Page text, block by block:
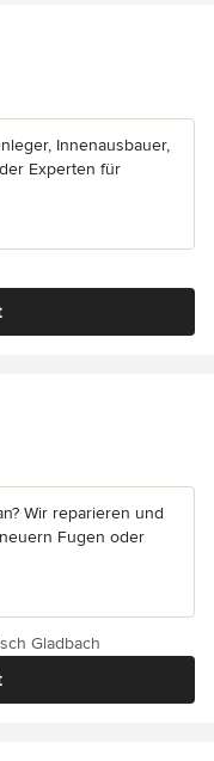
Sternen
Innenausbauer,
Experten für
Sternen
Wir reparieren und
Fugen oder
Gladbach